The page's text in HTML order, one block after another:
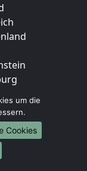
um die
Cookies